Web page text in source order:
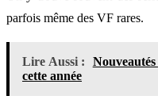
parfois même des VF rares.
Lire Aussi :
cette année